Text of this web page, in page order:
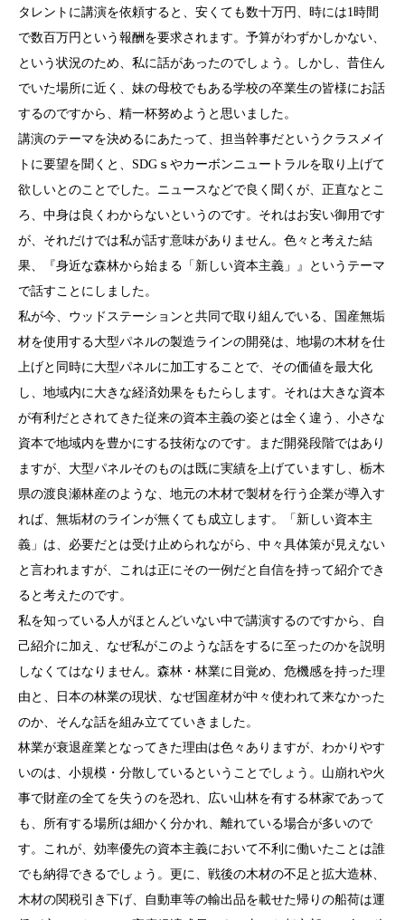
タレントに講演を依頼すると、安くても数十万円、時には1時間
で数百万円という報酬を要求されます。予算がわずかしかない、
という状況のため、私に話があったのでしょう。しかし、昔住ん
でいた場所に近く、妹の母校でもある学校の卒業生の皆様にお話
するのですから、精一杯努めようと思いました。
講演のテーマを決めるにあたって、担当幹事だというクラスメイ
トに要望を聞くと、SDGｓやカーボンニュートラルを取り上げて
欲しいとのことでした。ニュースなどで良く聞くが、正直なとこ
ろ、中身は良くわからないというのです。それはお安い御用です
が、それだけでは私が話す意味がありません。色々と考えた結
果、『身近な森林から始まる「新しい資本主義」』というテーマ
で話すことにしました。
私が今、ウッドステーションと共同で取り組んでいる、国産無垢
材を使用する大型パネルの製造ラインの開発は、地場の木材を仕
上げと同時に大型パネルに加工することで、その価値を最大化
し、地域内に大きな経済効果をもたらします。それは大きな資本
が有利だとされてきた従来の資本主義の姿とは全く違う、小さな
資本で地域内を豊かにする技術なのです。まだ開発段階ではあり
ますが、大型パネルそのものは既に実績を上げていますし、栃木
県の渡良瀬林産のような、地元の木材で製材を行う企業が導入す
れば、無垢材のラインが無くても成立します。「新しい資本主
義」は、必要だとは受け止められながら、中々具体策が見えない
と言われますが、これは正にその一例だと自信を持って紹介でき
ると考えたのです。
私を知っている人がほとんどいない中で講演するのですから、自
己紹介に加え、なぜ私がこのような話をするに至ったのかを説明
しなくてはなりません。森林・林業に目覚め、危機感を持った理
由と、日本の林業の現状、なぜ国産材が中々使われて来なかった
のか、そんな話を組み立てていきました。
林業が衰退産業となってきた理由は色々ありますが、わかりやす
いのは、小規模・分散しているということでしょう。山崩れや火
事で財産の全てを失うのを恐れ、広い山林を有する林家であって
も、所有する場所は細かく分かれ、離れている場合が多いので
す。これが、効率優先の資本主義において不利に働いたことは誰
でも納得できるでしょう。更に、戦後の木材の不足と拡大造林、
木材の関税引き下げ、自動車等の輸出品を載せた帰りの船荷は運